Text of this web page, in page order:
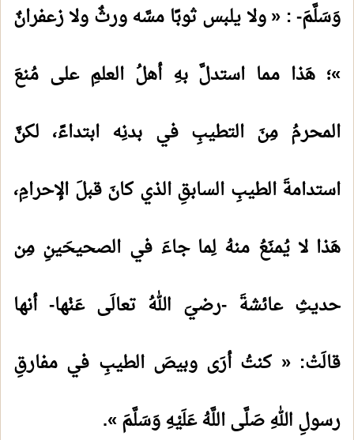
وَسَلَّمَ- : « ولا يلبس ثوبًا مسَّه ورثٌ ولا زعفرانٌ
»؛ هَذا مما استدلَّ بهِ أهلُ العلمِ على مُنعَ
المحرمُ مِنَ التطيبِ في بدنِه ابتداءً، لكنَّ
استدامةَ الطيبِ السابقِ الذي كانَ قبلَ الإحرامِ،
هَذا لا يُمنَعُ منهُ لِما جاءَ في الصحيحَينِ مِن
حديثِ عائشةَ -رضيَ اللهُ تعالَى عَنْها- أنها
قالَتْ: « كنتُ أرَى وبيصَ الطيبِ في مفارقِ
رسولِ اللهِ صَلَّى اللَّهُ عَلَيْهِ وَسَلَّمَ ».